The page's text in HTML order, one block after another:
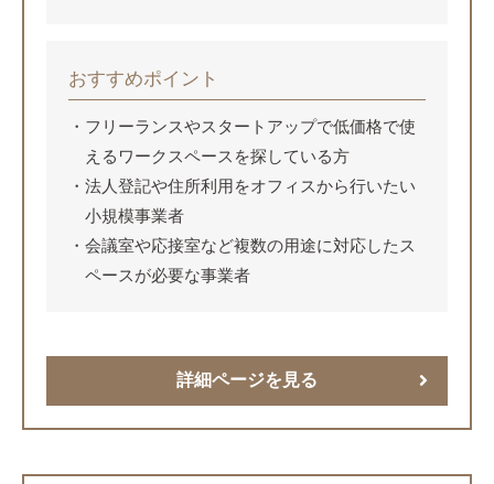
おすすめポイント
フリーランスやスタートアップで低価格で使
えるワークスペースを探している方
法人登記や住所利用をオフィスから行いたい
小規模事業者
会議室や応接室など複数の用途に対応したス
ペースが必要な事業者
詳細ページを見る